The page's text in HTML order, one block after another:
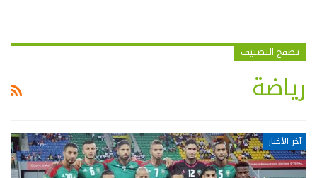
تصفح التصنيف
رياضة
آخر الأخبار